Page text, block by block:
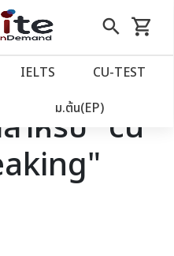
close
search
Skip
to
shopping_cart
รถเข็น
IELTS CU‑TEST
ม.ต้น(EP)
ำหรับ "cu